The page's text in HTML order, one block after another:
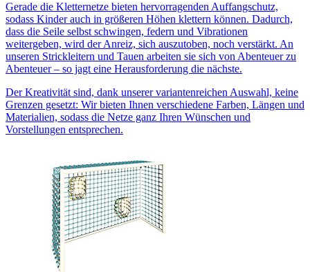
Gerade die Kletternetze bieten hervorragenden Auffangschutz,
sodass Kinder auch in größeren Höhen klettern können. Dadurch,
dass die Seile selbst schwingen, federn und Vibrationen
weitergeben, wird der Anreiz, sich auszutoben, noch verstärkt. An
unseren Strickleitern und Tauen arbeiten sie sich von Abenteuer zu
Abenteuer – so jagt eine Herausforderung die nächste.
Der Kreativität sind, dank unserer variantenreichen Auswahl, keine
Grenzen gesetzt: Wir bieten Ihnen verschiedene Farben, Längen und
Materialien, sodass die Netze ganz Ihren Wünschen und
Vorstellungen entsprechen.